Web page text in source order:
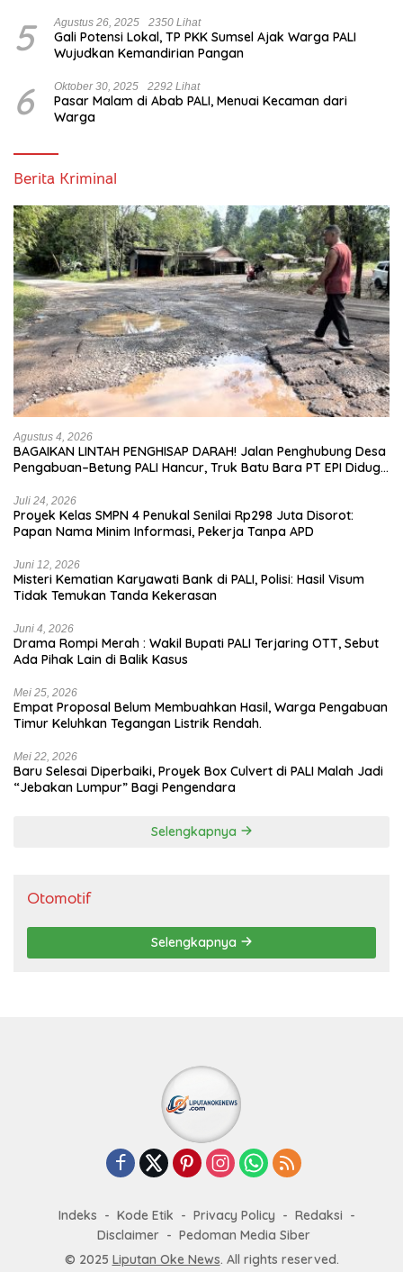
5 Agustus 26, 2025 2350 Lihat
Gali Potensi Lokal, TP PKK Sumsel Ajak Warga PALI
Wujudkan Kemandirian Pangan
6 Oktober 30, 2025 2292 Lihat
Pasar Malam di Abab PALI, Menuai Kecaman dari
Warga
Berita Kriminal
Agustus 4, 2026
BAGAIKAN LINTAH PENGHISAP DARAH! Jalan Penghubung Desa
Pengabuan–Betung PALI Hancur, Truk Batu Bara PT EPI Diduga
Juli 24, 2026
Proyek Kelas SMPN 4 Penukal Senilai Rp298 Juta Disorot:
Papan Nama Minim Informasi, Pekerja Tanpa APD
Juni 12, 2026
Misteri Kematian Karyawati Bank di PALI, Polisi: Hasil Visum
Tidak Temukan Tanda Kekerasan
Juni 4, 2026
Drama Rompi Merah : Wakil Bupati PALI Terjaring OTT, Sebut
Ada Pihak Lain di Balik Kasus
Mei 25, 2026
Empat Proposal Belum Membuahkan Hasil, Warga Pengabuan
Timur Keluhkan Tegangan Listrik Rendah.
Mei 22, 2026
Baru Selesai Diperbaiki, Proyek Box Culvert di PALI Malah Jadi
“Jebakan Lumpur” Bagi Pengendara
Selengkapnya
Otomotif
Selengkapnya
Indeks Kode Etik Privacy Policy
Redaksi
Disclaimer
Pedoman Media Siber
© 2025 Liputan Oke News. All rights reserved.